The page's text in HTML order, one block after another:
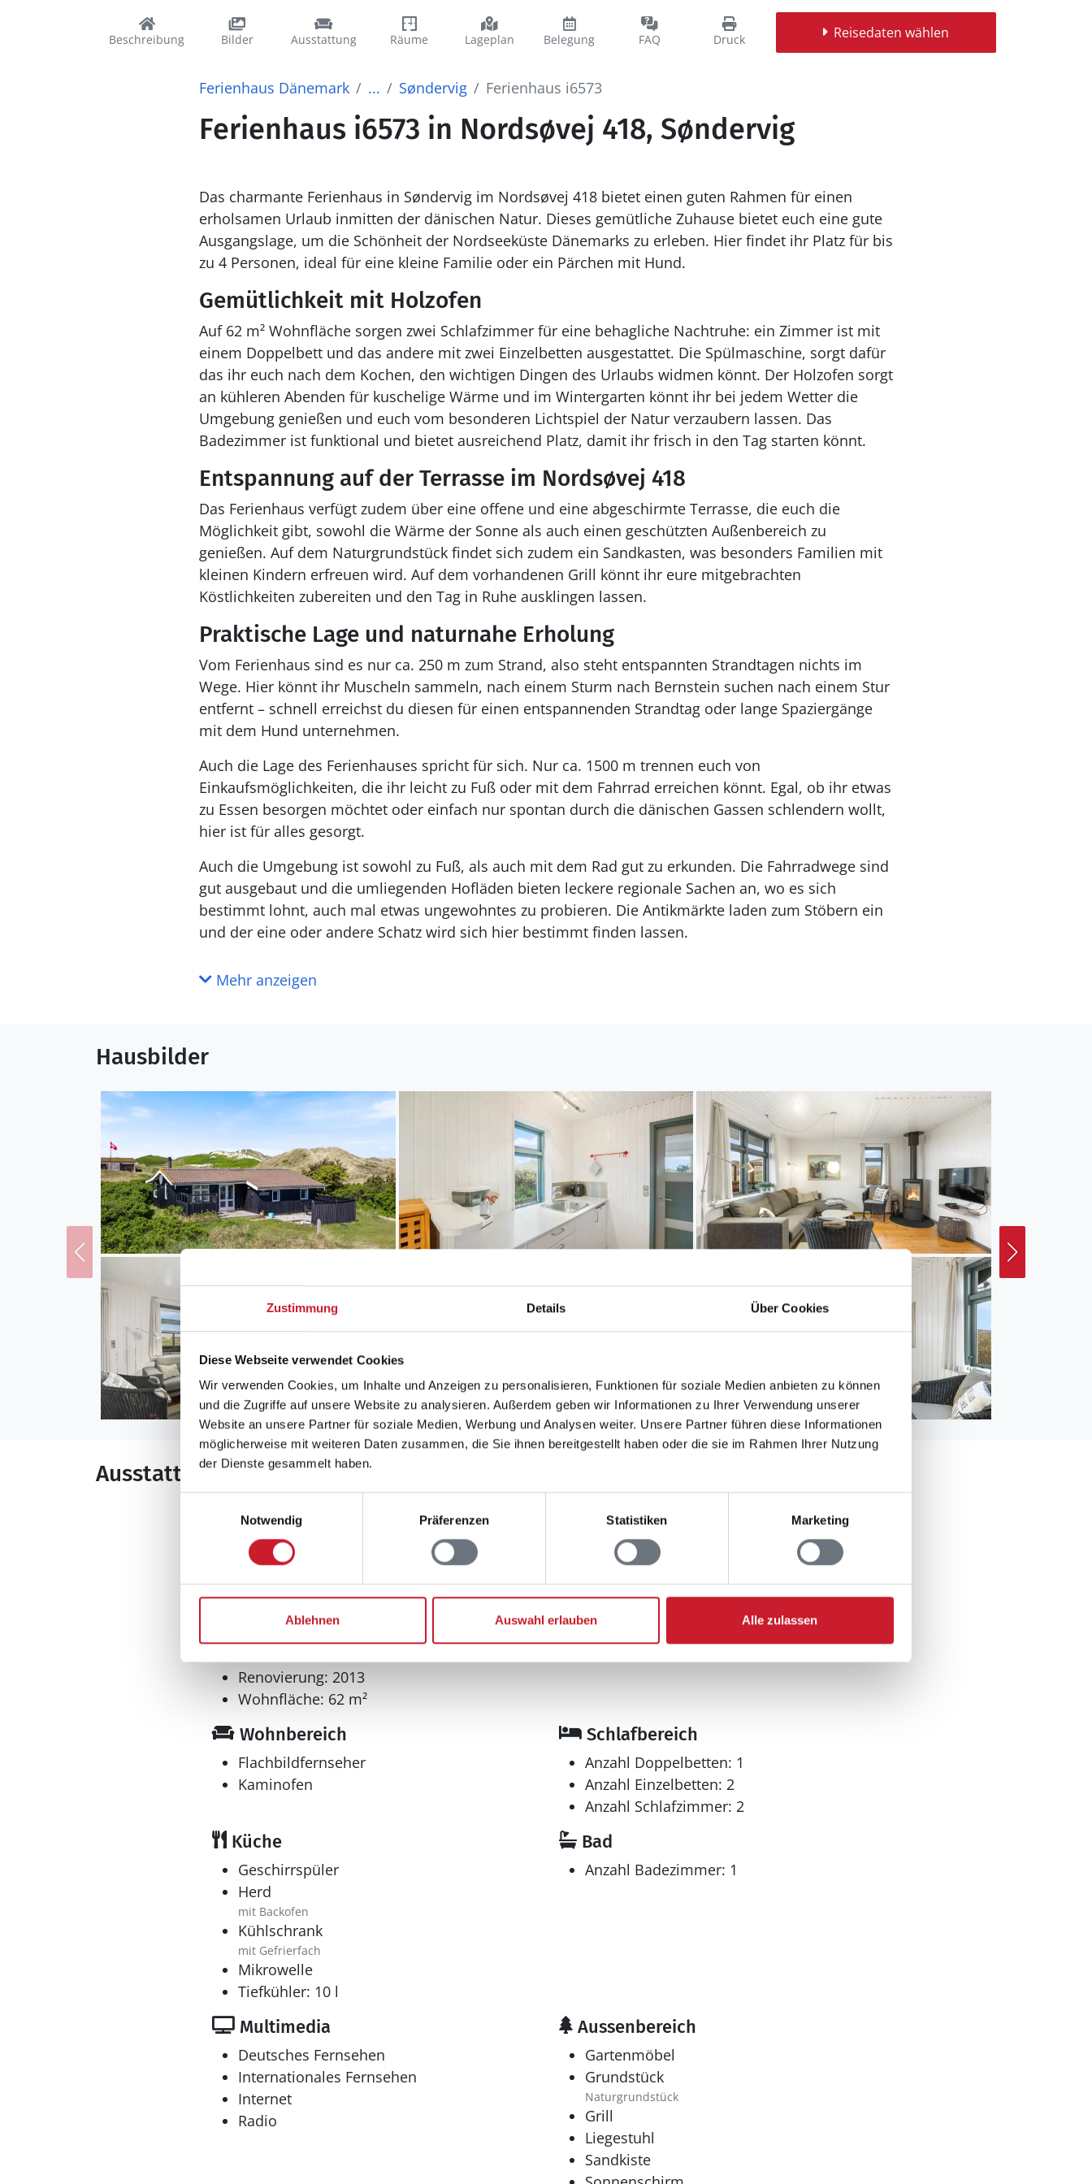
Zustimmung Details Über Cookies
Diese Webseite verwendet Cookies
Wir verwenden Cookies, um Inhalte und Anzeigen zu personalisieren, Funktionen für soziale Medien anbieten zu können
und die Zugriffe auf unsere Website zu analysieren. Außerdem geben wir Informationen zu Ihrer Verwendung unserer
Website an unsere Partner für soziale Medien, Werbung und Analysen weiter. Unsere Partner führen diese Informationen
möglicherweise mit weiteren Daten zusammen, die Sie ihnen bereitgestellt haben oder die sie im Rahmen Ihrer Nutzung
der Dienste gesammelt haben.
Notwendig
Präferenzen Statistiken Marketing
Ablehnen Auswahl erlauben Alle zulassen
Beschreibung Bilder Ausstattung Räume Lageplan Belegung FAQ Druck Reisedaten wählen
Ferienhaus Dänemark ... Søndervig Ferienhaus i6573
Ferienhaus i6573 in Nordsøvej 418, Søndervig
Das charmante Ferienhaus in Søndervig im Nordsøvej 418 bietet einen guten Rahmen für einen
erholsamen Urlaub inmitten der dänischen Natur. Dieses gemütliche Zuhause bietet euch eine gute
Ausgangslage, um die Schönheit der Nordseeküste Dänemarks zu erleben. Hier findet ihr Platz für bis
zu 4 Personen, ideal für eine kleine Familie oder ein Pärchen mit Hund.
Gemütlichkeit mit Holzofen
Auf 62 m² Wohnfläche sorgen zwei Schlafzimmer für eine behagliche Nachtruhe: ein Zimmer ist mit
einem Doppelbett und das andere mit zwei Einzelbetten ausgestattet. Die Spülmaschine, sorgt dafür
das ihr euch nach dem Kochen, den wichtigen Dingen des Urlaubs widmen könnt. Der Holzofen sorgt
an kühleren Abenden für kuschelige Wärme und im Wintergarten könnt ihr bei jedem Wetter die
Umgebung genießen und euch vom besonderen Lichtspiel der Natur verzaubern lassen. Das
Badezimmer ist funktional und bietet ausreichend Platz, damit ihr frisch in den Tag starten könnt.
Entspannung auf der Terrasse im Nordsøvej 418
Das Ferienhaus verfügt zudem über eine offene und eine abgeschirmte Terrasse, die euch die
Möglichkeit gibt, sowohl die Wärme der Sonne als auch einen geschützten Außenbereich zu
genießen. Auf dem Naturgrundstück findet sich zudem ein Sandkasten, was besonders Familien mit
kleinen Kindern erfreuen wird. Auf dem vorhandenen Grill könnt ihr eure mitgebrachten
Köstlichkeiten zubereiten und den Tag in Ruhe ausklingen lassen.
Praktische Lage und naturnahe Erholung
Vom Ferienhaus sind es nur ca. 250 m zum Strand, also steht entspannten Strandtagen nichts im
Wege. Hier könnt ihr Muscheln sammeln, nach einem Sturm nach Bernstein suchen nach einem Stur
entfernt – schnell erreichst du diesen für einen entspannenden Strandtag oder lange Spaziergänge
mit dem Hund unternehmen.
Auch die Lage des Ferienhauses spricht für sich. Nur ca. 1500 m trennen euch von
Einkaufsmöglichkeiten, die ihr leicht zu Fuß oder mit dem Fahrrad erreichen könnt. Egal, ob ihr etwas
zu Essen besorgen möchtet oder einfach nur spontan durch die dänischen Gassen schlendern wollt,
hier ist für alles gesorgt.
Auch die Umgebung ist sowohl zu Fuß, als auch mit dem Rad gut zu erkunden. Die Fahrradwege sind
gut ausgebaut und die umliegenden Hofläden bieten leckere regionale Sachen an, wo es sich
bestimmt lohnt, auch mal etwas ungewohntes zu probieren. Die Antikmärkte laden zum Stöbern ein
und der eine oder andere Schatz wird sich hier bestimmt finden lassen.
Mehr anzeigen
Hausbilder
Ausstattung
Allgemeines
Anzahl Haustiere maximal: 1
Anzahl Personen: 4
Baujahr: 1933
Grundstücksfläche: 1.400 m²
Renovierung: 2013
Wohnfläche: 62 m²
Entfernungen
Abstand Einkauf: 1.500 m
Abstand Wasser: 250 m
Nordsee
Wohnbereich
Flachbildfernseher
Kaminofen
Schlafbereich
Anzahl Doppelbetten: 1
Anzahl Einzelbetten: 2
Anzahl Schlafzimmer: 2
Küche
Geschirrspüler
Herd
mit Backofen
Kühlschrank
mit Gefrierfach
Mikrowelle
Tiefkühler: 10 l
Bad
Anzahl Badezimmer: 1
Multimedia
Deutsches Fernsehen
Internationales Fernsehen
Internet
Radio
Aussenbereich
Gartenmöbel
Grundstück
Naturgrundstück
Grill
Liegestuhl
Sandkiste